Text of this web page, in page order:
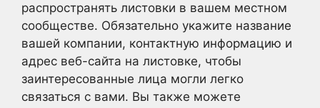
распространять листовки в вашем местном
сообществе. Обязательно укажите название
вашей компании, контактную информацию и
адрес веб-сайта на листовке, чтобы
заинтересованные лица могли легко
связаться с вами. Вы также можете